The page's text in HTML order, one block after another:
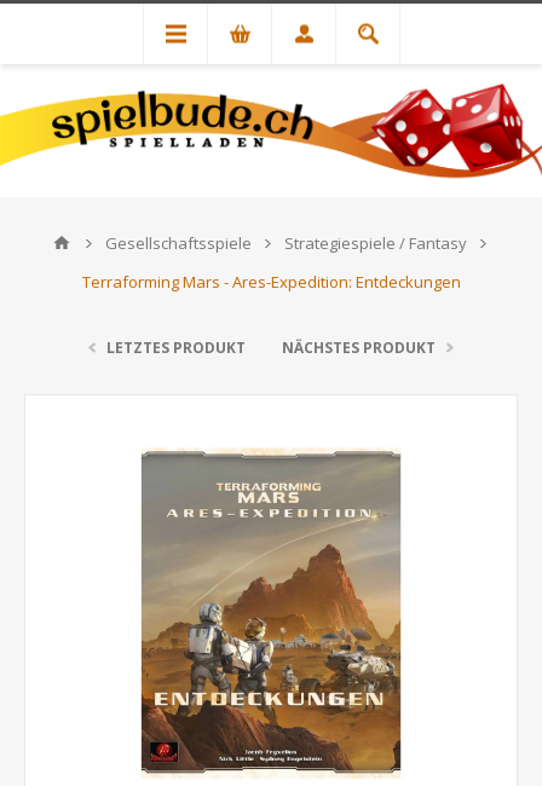
Gesellschaftsspiele
Strategiespiele / Fantasy
Terraforming Mars - Ares-Expedition: Entdeckungen
LETZTES PRODUKT NÄCHSTES PRODUKT